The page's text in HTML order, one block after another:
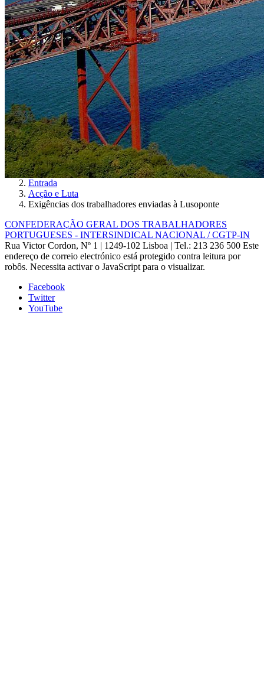
Entrada
Acção e Luta
Exigências dos trabalhadores enviadas à Lusoponte
CONFEDERAÇÃO GERAL DOS TRABALHADORES
PORTUGUESES - INTERSINDICAL NACIONAL / CGTP-IN
Rua Victor Cordon, Nº 1 | 1249-102 Lisboa | Tel.: 213 236 500 Este
endereço de correio electrónico está protegido contra leitura por
robôs. Necessita activar o JavaScript para o visualizar.
Facebook
Twitter
YouTube